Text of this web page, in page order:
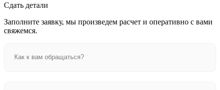
Сдать детали
Заполните заявку, мы произведем расчет и оперативно с вами
свяжемся.